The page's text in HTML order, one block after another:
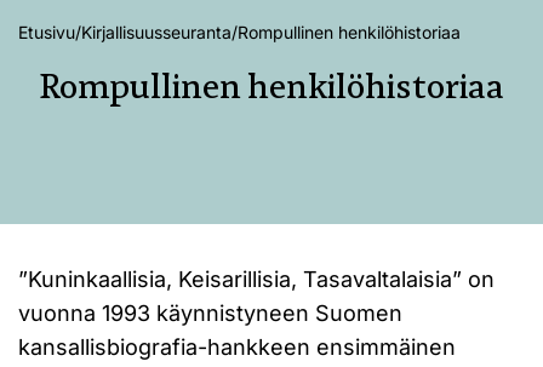
Etusivu/Kirjallisuusseuranta/Rompullinen henkilöhistoriaa
Rompullinen henkilöhistoriaa
”Kuninkaallisia, Keisarillisia, Tasavaltalaisia” on
vuonna 1993 käynnistyneen Suomen
kansallisbiografia-hankkeen ensimmäinen